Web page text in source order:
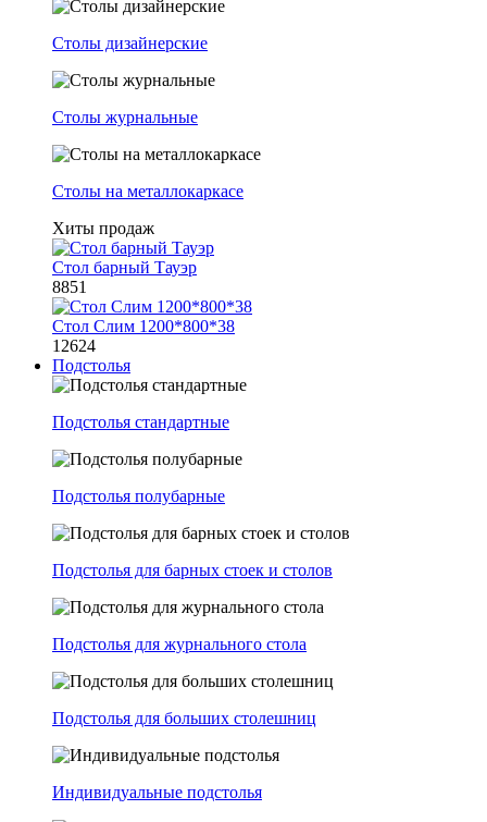
Столы дизайнерские
Столы журнальные
Столы на металлокаркасе
Хиты продаж
Стол барный Тауэр
8851
Стол Слим 1200*800*38
12624
Подстолья
Подстолья стандартные
Подстолья полубарные
Подстолья для барных стоек и столов
Подстолья для журнального стола
Подстолья для больших столешниц
Индивидуальные подстолья